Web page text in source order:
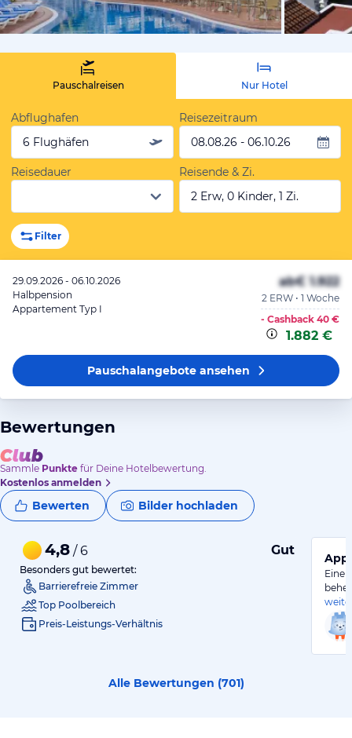
vom
Pauschalreisen Nur Hotel
Abflughafen
6 Flughäfen
Reisezeitraum
08.08.26 - 06.10.26
Reisedauer
Reisende & Zi.
2 Erw, 0 Kinder, 1 Zi.
Filter
29.09.2026 - 06.10.2026
Halbpension
Appartement Typ I
ab€ 1.922
2 ERW • 1 Woche
- Cashback 40 €
1.882 €
Pauschalangeboteansehen
Bewertungen
Sammle Punkte für Deine Hotelbewertung.
Kostenlos anmelden
Bewerten Bilder hochladen
4,8 / 6 Gut
Besonders gut bewertet:
Barrierefreie Zimmer
Top Poolbereich
Preis-Leistungs-Verhältnis
Eine
Alle Bewertungen (701)